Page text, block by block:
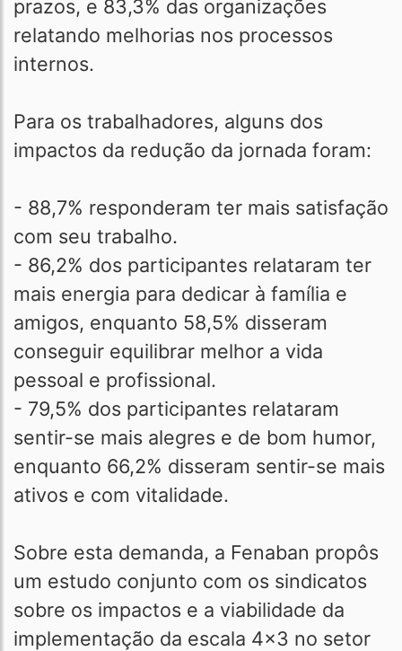
prazos, e 83,3% das organizações
relatando melhorias nos processos
internos.
Para os trabalhadores, alguns dos
impactos da redução da jornada foram:
- 88,7% responderam ter mais satisfação
com seu trabalho.
- 86,2% dos participantes relataram ter
mais energia para dedicar à família e
amigos, enquanto 58,5% disseram
conseguir equilibrar melhor a vida
pessoal e profissional.
- 79,5% dos participantes relataram
sentir-se mais alegres e de bom humor,
enquanto 66,2% disseram sentir-se mais
ativos e com vitalidade.
Sobre esta demanda, a Fenaban propôs
um estudo conjunto com os sindicatos
sobre os impactos e a viabilidade da
implementação da escala 4x3 no setor